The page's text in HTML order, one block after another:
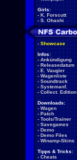
Girls:
- K. Forscutt
- S. Ohashi
- Showcase
Infos:
- Ankündigung
- Releasedatum
- E. Vaugier
- Wagenliste
- Soundtrack
- Systemanf.
- Collect. Edition
Downloads:
- Wagen
- Patch
- Tools/Trainer
- Savegames
- Demo
- Demo Files
- Winamp-Skins
Tipps & Tricks:
- Cheats